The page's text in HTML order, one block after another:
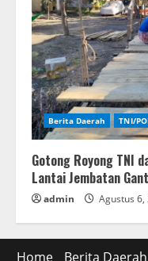
Berita Daerah TNI/
Gotong Royong TNI
Lantai Jembatan
admin Agustus 6,
Home Berita Daerah